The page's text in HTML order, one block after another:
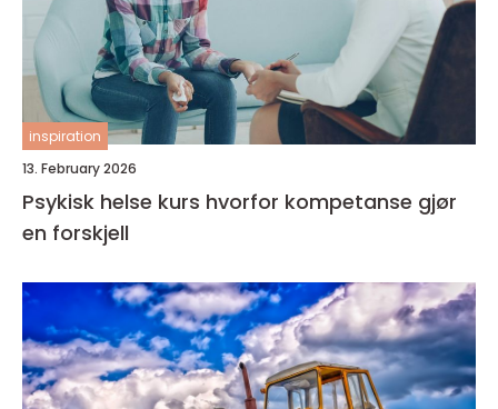
inspiration
13. February 2026
Psykisk helse kurs hvorfor kompetanse gjør
en forskjell